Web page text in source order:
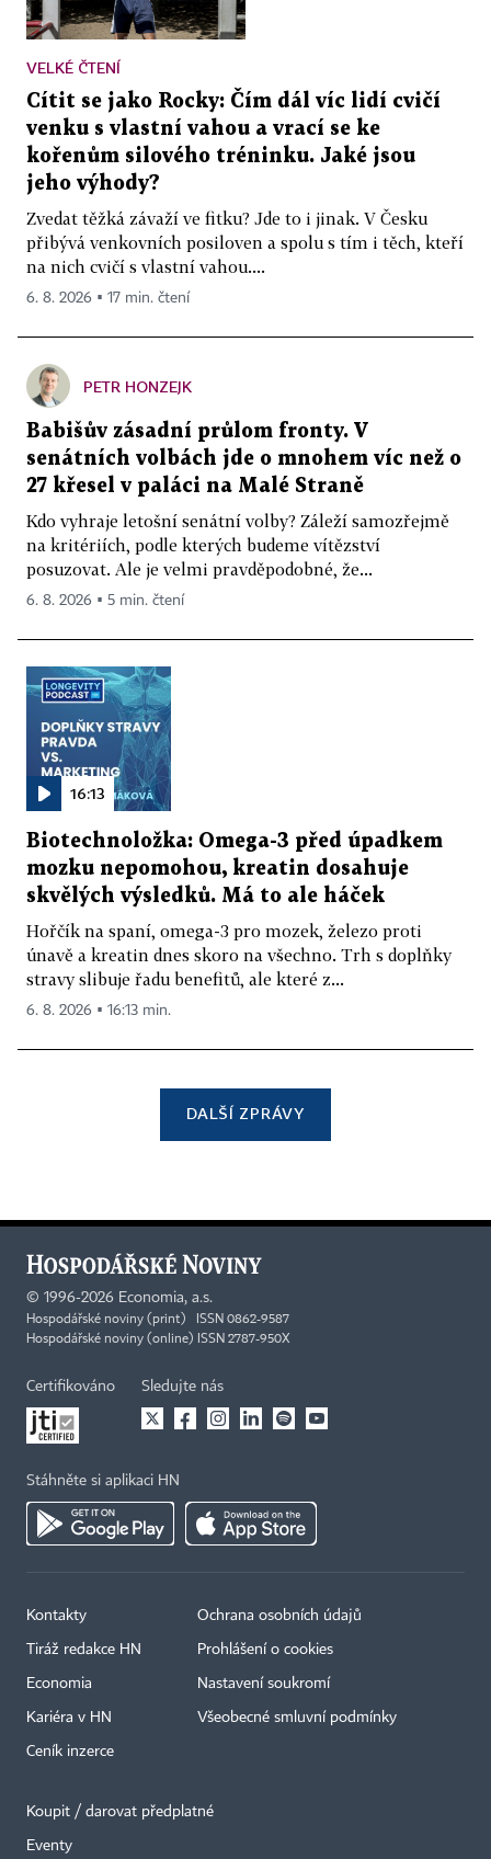
VELKÉ ČTENÍ
Cítit se jako Rocky: Čím dál víc lidí cvičí
venku s vlastní vahou a vrací se ke
kořenům silového tréninku. Jaké jsou
jeho výhody?
Zvedat těžká závaží ve fitku? Jde to i jinak. V Česku
přibývá venkovních posiloven a spolu s tím i těch, kteří
na nich cvičí s vlastní vahou....
6. 8. 2026 ▪ 17 min. čtení
PETR HONZEJK
Babišův zásadní průlom fronty. V
senátních volbách jde o mnohem víc než o
27 křesel v paláci na Malé Straně
Kdo vyhraje letošní senátní volby? Záleží samozřejmě
na kritériích, podle kterých budeme vítězství
posuzovat. Ale je velmi pravděpodobné, že...
6. 8. 2026 ▪ 5 min. čtení
16:13
Biotechnoložka: Omega-3 před úpadkem
mozku nepomohou, kreatin dosahuje
skvělých výsledků. Má to ale háček
Hořčík na spaní, omega-3 pro mozek, železo proti
únavě a kreatin dnes skoro na všechno. Trh s doplňky
stravy slibuje řadu benefitů, ale které z...
6. 8. 2026 ▪ 16:13 min.
DALŠÍ ZPRÁVY
© 1996-2026 Economia, a.s.
Hospodářské noviny (print) ISSN 0862-9587
Hospodářské noviny (online) ISSN 2787-950X
Certifikováno Sledujte nás
Stáhněte si aplikaci HN
Kontakty
Tiráž redakce HN
Economia
Kariéra v HN
Ceník inzerce
Ochrana osobních údajů
Prohlášení o cookies
Nastavení soukromí
Všeobecné smluvní podmínky
Koupit / darovat předplatné
Eventy